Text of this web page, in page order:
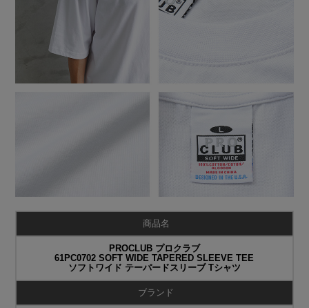
商品名
PROCLUB プロクラブ
61PC0702 SOFT WIDE TAPERED SLEEVE TEE
ソフトワイド テーパードスリーブ Tシャツ
ブランド